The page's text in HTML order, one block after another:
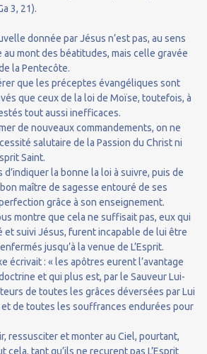
3, 21).
donnée par Jésus n’est pas, au sens
mont des béatitudes, mais celle gravée
la Pentecôte.
que les préceptes évangéliques sont
que ceux de la loi de Moïse, toutefois, à
tout aussi inefficaces.
de nouveaux commandements, on ne
salutaire de la Passion du Christ ni
Saint.
la bonne la loi à suivre, puis de
maître de sagesse entouré de ses
grâce à son enseignement.
montre que cela ne suffisait pas, eux qui
suivi Jésus, furent incapable de lui être
jusqu’à la venue de L’Esprit.
écrivait : « les apôtres eurent l’avantage
et qui plus est, par le Sauveur Lui-
de toutes les grâces déversées par Lui
et de toutes les souffrances endurées pour
ressusciter et monter au Ciel, pourtant,
cela, tant qu’ils ne reçurent pas L’Esprit